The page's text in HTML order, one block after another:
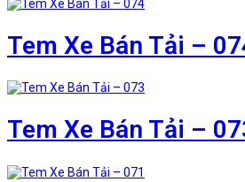
Tem Xe Bán Tải –
Tem Xe Bán Tải –